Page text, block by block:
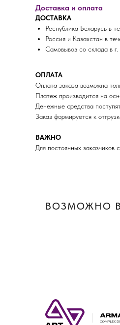
Доставка и оплата
ДОСТАВКА
Республика Беларусь в
Россия и Казахстан в
Самовывоз со склада в
ОПЛАТА
Оплата заказа возможна
Платеж производится на
Денежные средства
Заказ формируется к
ВАЖНО
Для постоянных заказчиков
ВОЗМОЖНО